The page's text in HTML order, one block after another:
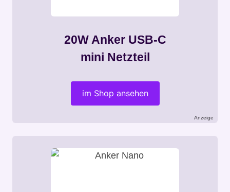
20W Anker USB-C
mini Netzteil
im Shop ansehen
Anzeige